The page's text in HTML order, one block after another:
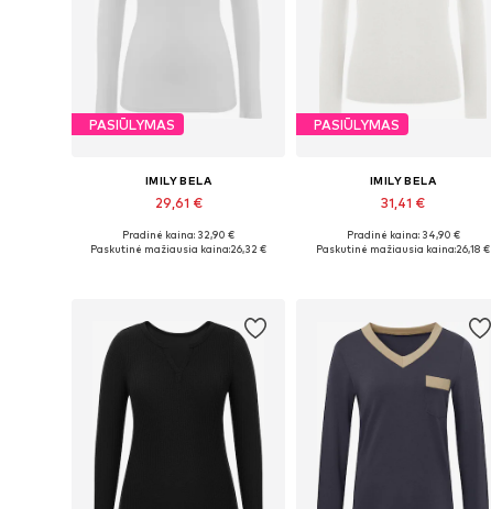
PASIŪLYMAS
IMILY BELA
29,61 €
Galimi dydžiai: S, M, L, XL
Pradinė kaina: 32,90 €
Paskutinė mažiausia kaina:26,32 €
PASIŪLYMAS
IMILY BELA
31,41 €
Galimi dydžiai: S, M, L, XL
Pradinė kaina: 34,90 €
Paskutinė mažiausia kaina:26,18 €